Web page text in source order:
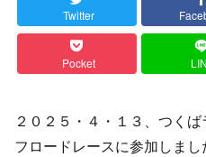
Twitter
Pocket
２０２５・４・１３、つく
フロードレースに参加しまし